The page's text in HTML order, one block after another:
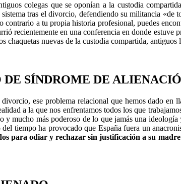
colegas que se oponían a la custodia
tras el divorcio, defendiendo su militancia
a tu propia historia profesional, puedes
recientemente en una conferencia en donde
chaquetas nuevas de la custodia compartida,
SÍNDROME DE
ese problema relacional que hemos dado en
a la que nos enfrentamos todos los que
mucho más poderoso de lo que jamás una
tiempo ha provocado que España fuera un
para odiar y rechazar sin justificación a su